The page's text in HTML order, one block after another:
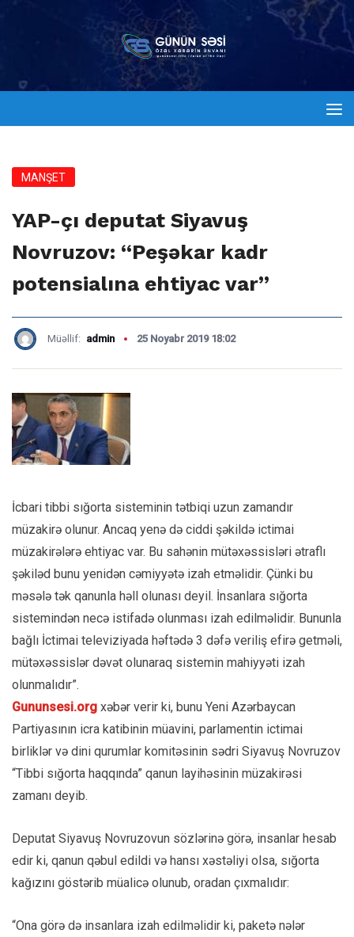
MANŞET
YAP-çı deputat Siyavuş
Novruzov: “Peşəkar kadr
potensialına ehtiyac var”
Müəllif: admin 25 Noyabr 2019 18:02
İcbari tibbi sığorta sisteminin tətbiqi uzun zamandır
müzakirə olunur. Ancaq yenə də ciddi şəkildə ictimai
müzakirələrə ehtiyac var. Bu sahənin mütəxəssisləri ətraflı
şəkiləd bunu yenidən cəmiyyətə izah etməlidir. Çünki bu
məsələ tək qanunla həll olunası deyil. İnsanlara sığorta
sistemindən necə istifadə olunması izah edilməlidir. Bununla
bağlı İctimai televiziyada həftədə 3 dəfə veriliş efirə getməli,
mütəxəssislər dəvət olunaraq sistemin mahiyyəti izah
olunmalıdır”.
Gununsesi.org xəbər verir ki, bunu Yeni Azərbaycan
Partiyasının icra katibinin müavini, parlamentin ictimai
birliklər və dini qurumlar komitəsinin sədri Siyavuş Novruzov
“Tibbi sığorta haqqında” qanun layihəsinin müzakirəsi
zamanı deyib.
Deputat Siyavuş Novruzovun sözlərinə görə, insanlar hesab
edir ki, qanun qəbul edildi və hansı xəstəliyi olsa, sığorta
kağızını göstərib müalicə olunub, oradan çıxmalıdır:
“Ona görə də insanlara izah edilməlidir ki, paketə nələr